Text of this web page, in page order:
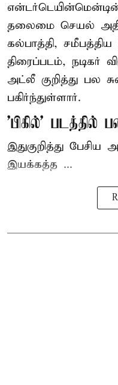
என்டர்டெயின்மென்டின்
தலைமை செயல்
கல்பாத்தி, சமீபத்திய
திரைப்படம், நடிகர்
அட்லீ குறித்து பல
பகிர்ந்துள்ளார்.
'பிகில்' படத்தில்
இதுகுறித்து
இயக்கத்த ...